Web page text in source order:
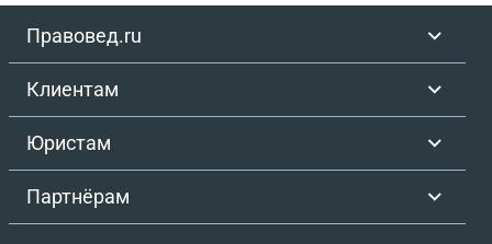
Правовед.ru
Клиентам
Юристам
Партнёрам